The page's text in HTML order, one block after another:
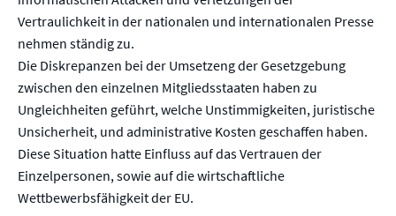
Vertraulichkeit in der nationalen und internationalen Presse
nehmen ständig zu.
Die Diskrepanzen bei der Umsetzeng der Gesetzgebung
zwischen den einzelnen Mitgliedsstaaten haben zu
Ungleichheiten geführt, welche Unstimmigkeiten, juristische
Unsicherheit, und administrative Kosten geschaffen haben.
Diese Situation hatte Einfluss auf das Vertrauen der
Einzelpersonen, sowie auf die wirtschaftliche
Wettbewerbsfähigkeit der EU.